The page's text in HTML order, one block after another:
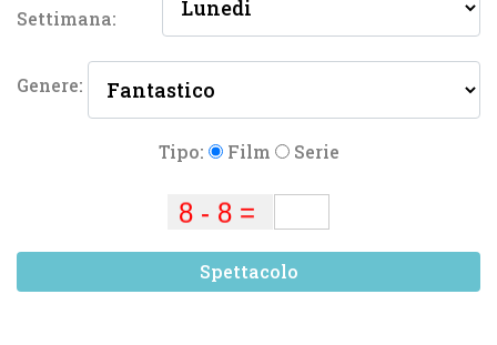
Settimana:
Genere:
Tipo: Film Serie
Spettacolo